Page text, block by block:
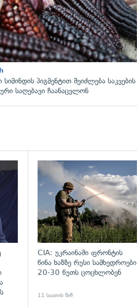
სიმინდის პიგმენტით შეიძლება საკვების
საღებავი ჩაანაცვლონ
გადახედვა
CIA: უკრაინაში ფრონტის
წინა ხაზზე რუსი სამხედროები
20-30 წუთს ცოცხლობენ
11 საათის წინ